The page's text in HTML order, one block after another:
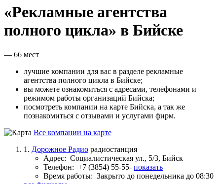
«Рекламные агентства
полного цикла» в Бийске
— 66 мест
лучшие компании для вас в разделе рекламные
агентства полного цикла в Бийске;
вы можете ознакомиться с адресами, телефонами и
режимом работы организаций Бийска;
посмотреть компании на карте Бийска, а так же
познакомиться с отзывами и услугами фирм.
Все компании на карте
1. Дорожное Радио радиостанция
Адрес: Социалистическая ул., 5/3, Бийск
Телефон: +7 (3854) 55-55- показать
Время работы: Закрыто до понедельника до 08:30